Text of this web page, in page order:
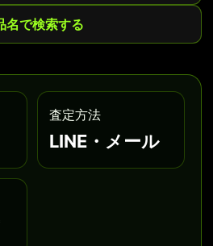
名で検索する
査定方法
LINE・メール